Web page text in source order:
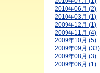
2010年06月 (2)
2010年03月 (1)
2009年12月 (1)
2009年11月 (4)
2009年10月 (5)
2009年09月 (33)
2009年08月 (3)
2009年06月 (1)